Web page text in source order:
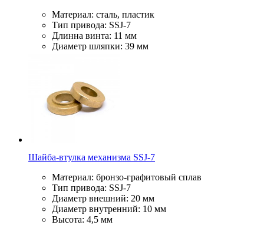
Материал: сталь, пластик
Тип привода: SSJ-7
Длинна винта: 11 мм
Диаметр шляпки: 39 мм
Шайба-втулка механизма SSJ-7
Материал: бронзо-графитовый сплав
Тип привода: SSJ-7
Диаметр внешний: 20 мм
Диаметр внутренний: 10 мм
Высота: 4,5 мм